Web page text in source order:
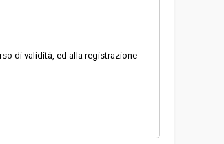
di validità, ed alla registrazione